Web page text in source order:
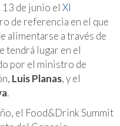
13 de junio el XI
de referencia en el que
alimentarse a través de
tendrá lugar en el
por el ministro de
Luis Planas, y el
.
el Food&Drink Summit